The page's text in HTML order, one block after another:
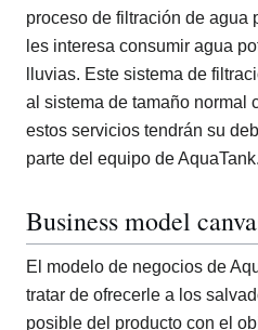
proceso de filtración de agua
les interesa consumir agua
lluvias. Este sistema de
al sistema de tamaño normal
estos servicios tendrán su
parte del equipo de AquaTank.
Business model
El modelo de negocios de
tratar de ofrecerle a los
posible del producto con el